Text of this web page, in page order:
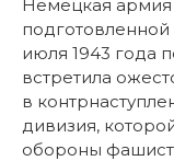
Немецкая армия
подготовленной
июля 1943 года
встретила
в
дивизия,
обороны